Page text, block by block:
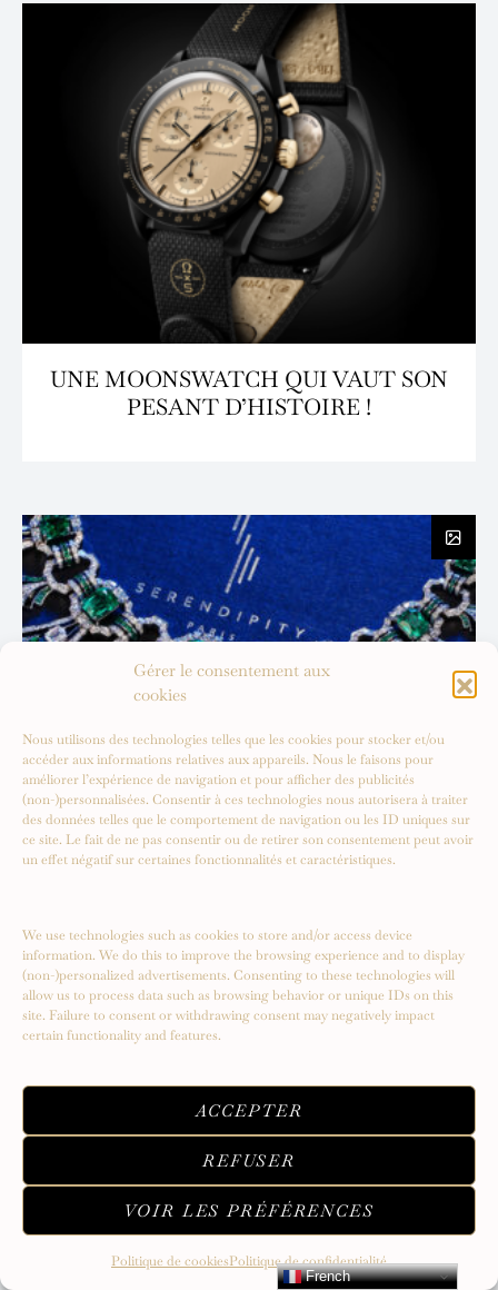
Gérer le consentement aux
cookies
Nous utilisons des technologies telles que les cookies pour stocker et/ou
accéder aux informations relatives aux appareils. Nous le faisons pour
améliorer l’expérience de navigation et pour afficher des publicités
(non-)personnalisées. Consentir à ces technologies nous autorisera à traiter
des données telles que le comportement de navigation ou les ID uniques sur
ce site. Le fait de ne pas consentir ou de retirer son consentement peut avoir
un effet négatif sur certaines fonctionnalités et caractéristiques.
We use technologies such as cookies to store and/or access device
information. We do this to improve the browsing experience and to display
(non-)personalized advertisements. Consenting to these technologies will
allow us to process data such as browsing behavior or unique IDs on this
site. Failure to consent or withdrawing consent may negatively impact
certain functionality and features.
ACCEPTER
REFUSER
VOIR LES PRÉFÉRENCES
Politique de cookiesPolitique de confidentialité
UNE MOONSWATCH QUI VAUT SON
PESANT D’HISTOIRE !
French